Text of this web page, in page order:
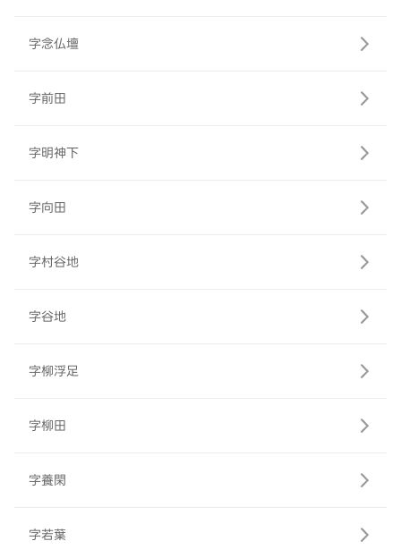
字念仏壇
字前田
字明神下
字向田
字村谷地
字谷地
字柳浮足
字柳田
字養閑
字若葉